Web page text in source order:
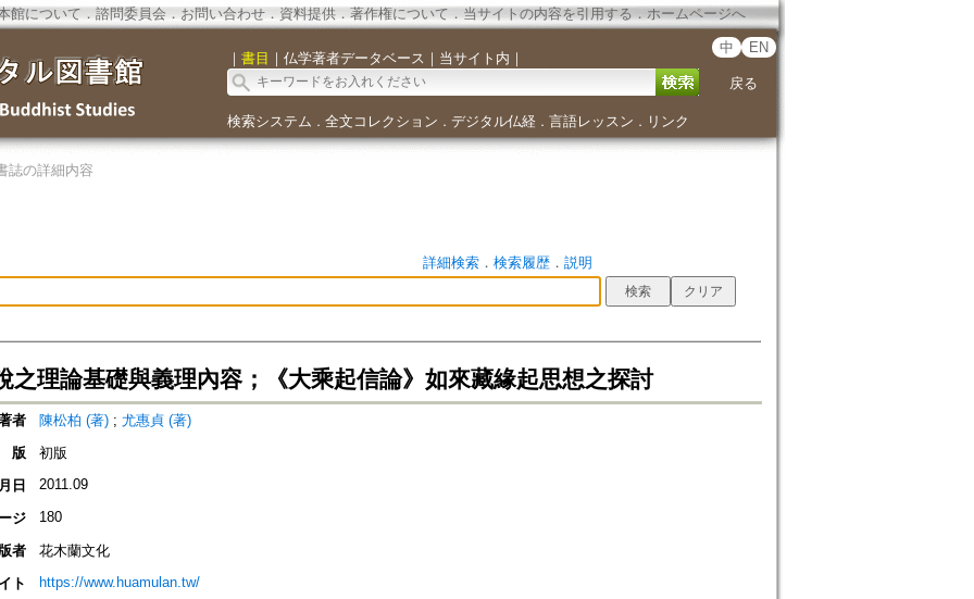
館について ． 諮問委員会． お問い合わせ． 資料提供． 著作権について．当サイトの内容を引用する ． ホームページへ
｜ 書目 ｜ 仏学著者データベース ｜ 当サイト内 ｜
中 EN
戻る
検索システム ． 全文コレクション ． デジタル仏経． 言語レッスン ． リンク
誌の詳細内容
詳細検索． 検索履歴． 説明
之理論基礎與義理內容；《大乘起信論》如來藏緣起思想之探討
者 陳松柏 (著); 尤惠貞 (著)
版
初版
日
2011.09
ジ 180
者
花木蘭文化
ト
https://www.huamulan.tw/